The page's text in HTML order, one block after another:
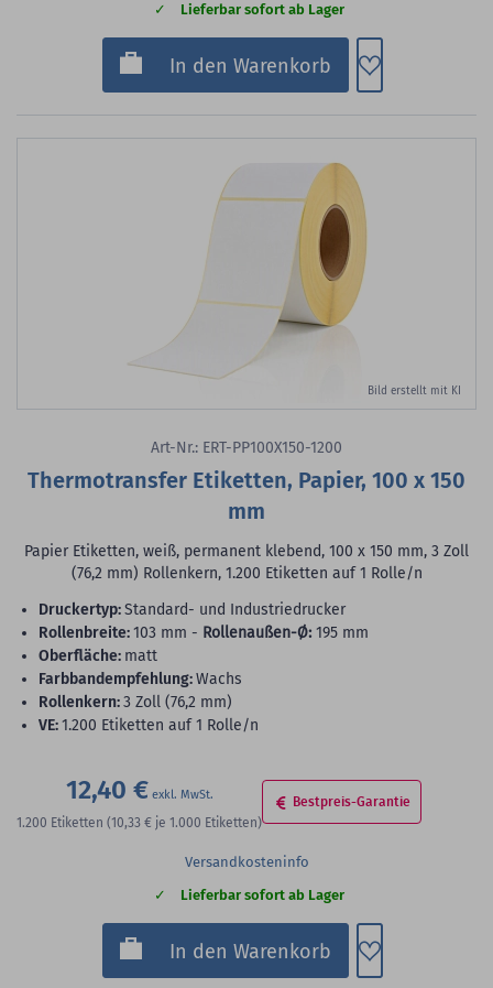
Lieferbar sofort ab Lager
In den Warenkorb Zum
Bild erstellt mit KI
Art-Nr.: ERT-PP100X150-1200
Thermotransfer Etiketten, Papier, 100 x 150
mm
Papier Etiketten, weiß, permanent klebend, 100 x 150 mm, 3 Zoll
(76,2 mm) Rollenkern, 1.200 Etiketten auf 1 Rolle/n
Druckertyp:Standard- und Industriedrucker
Rollenbreite:103 mm - Rollenaußen-Ø: 195 mm
Oberfläche: matt
Farbbandempfehlung:Wachs
Rollenkern:3 Zoll (76,2 mm)
VE:1.200 Etiketten auf 1 Rolle/n
12,40 €
1.200 Etiketten (10,33 € je 1.000 Etiketten)
Bestpreis-Garantie
Versandkosteninfo
Lieferbar sofort ab Lager
In den Warenkorb Zum